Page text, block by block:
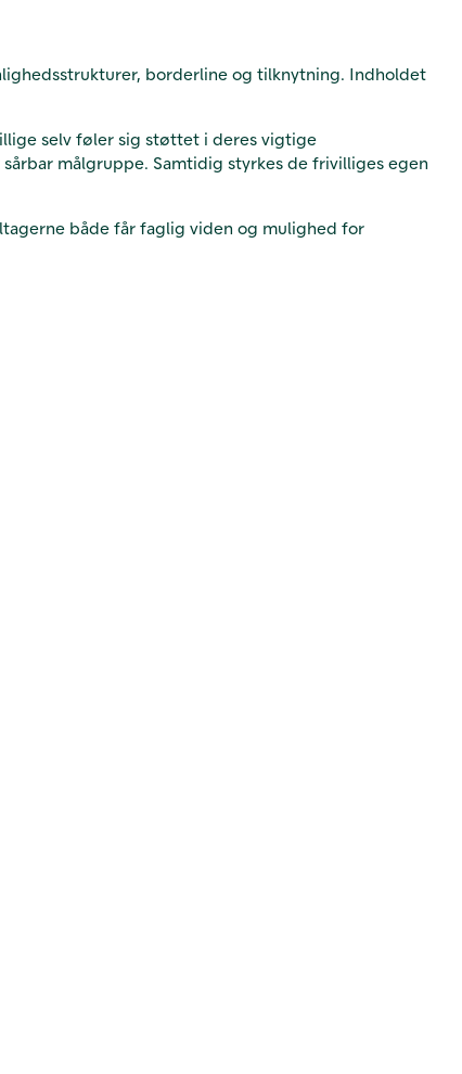
borderline og tilknytning. Indholdet
selv føler sig støttet i deres vigtige
målgruppe. Samtidig styrkes de frivilliges egen
både får faglig viden og mulighed for